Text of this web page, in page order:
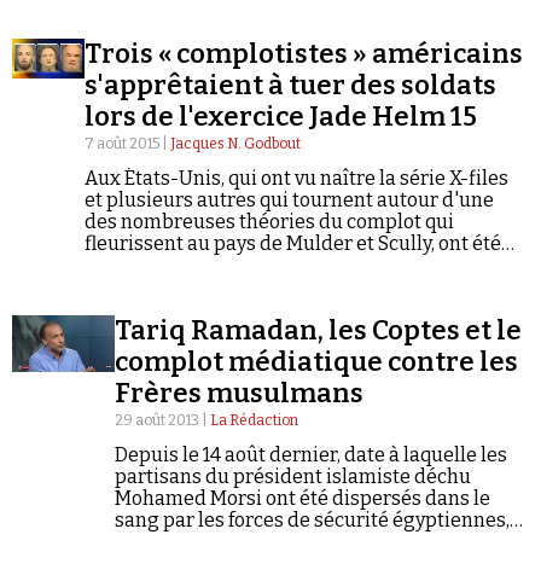
Trois « complotistes » américains
s'apprêtaient à tuer des soldats
lors de l'exercice Jade Helm 15
7 août 2015 | Jacques N. Godbout
Aux États-Unis, qui ont vu naître la série X-files
et plusieurs autres qui tournent autour d'une
des nombreuses théories du complot qui
fleurissent au pays de Mulder et Scully, ont été
prétexte d'exercice militaire.
Tariq Ramadan, les Coptes et le
complot médiatique contre les
Frères musulmans
29 août 2013 | La Rédaction
Depuis le 14 août dernier, date à laquelle les
partisans du président islamiste déchu
Mohamed Morsi ont été dispersés dans le
sang par les forces de sécurité égyptiennes,